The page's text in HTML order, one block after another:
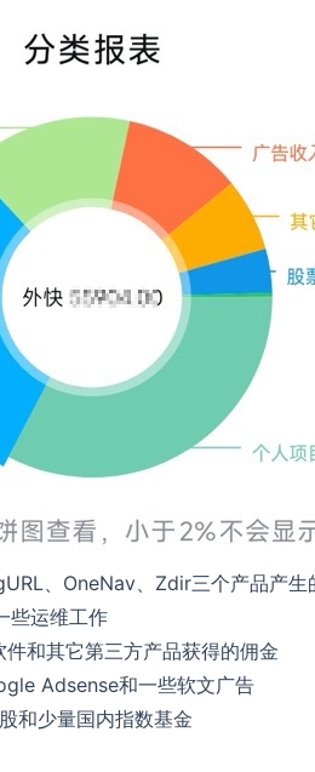
、OneNav、Zdir三个产品产生
些运维工作
和其它第三方产品获得的佣金
Adsense和一些软文广告
和少量国内指数基金